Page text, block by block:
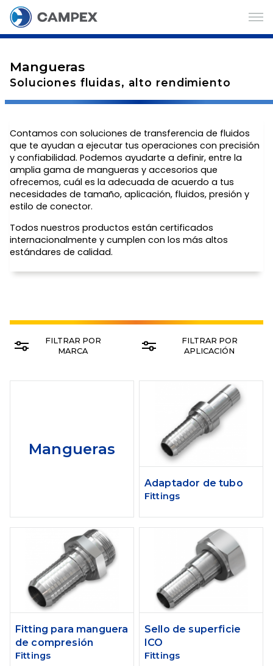
Mangueras
Soluciones fluidas, alto rendimiento
Contamos con soluciones de transferencia de fluidos
que te ayudan a ejecutar tus operaciones con precisión
y confiabilidad. Podemos ayudarte a definir, entre la
amplia gama de mangueras y accesorios que
ofrecemos, cuál es la adecuada de acuerdo a tus
necesidades de tamaño, aplicación, fluidos, presión y
estilo de conector.
Todos nuestros productos están certificados
internacionalmente y cumplen con los más altos
estándares de calidad.
FILTRAR POR
MARCA
FILTRAR POR
APLICACIÓN
Mangueras
Adaptador de tubo
Fittings
Fitting para manguera
de compresión
Fittings
Sello de superficie
ICO
Fittings